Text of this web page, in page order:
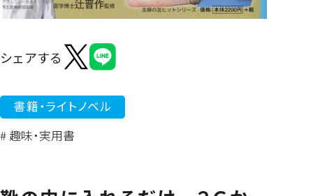
シェアする
書籍・ライトノベル
# 趣味・実用書